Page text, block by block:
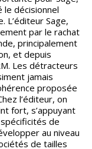
le décisionnel
L’éditeur Sage,
par le rachat
principalement
et depuis
Les détracteurs
jamais
proposée
l’éditeur, on
fort, s’appuyant
de
au niveau
de tailles